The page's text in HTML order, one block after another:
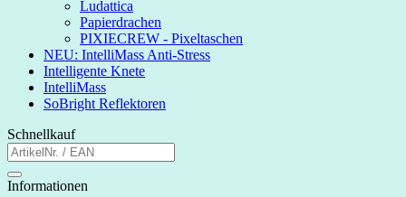
Ludattica
Papierdrachen
PIXIECREW - Pixeltaschen
NEU: IntelliMass Anti-Stress
Intelligente Knete
IntelliMass
SoBright Reflektoren
Schnellkauf
Informationen